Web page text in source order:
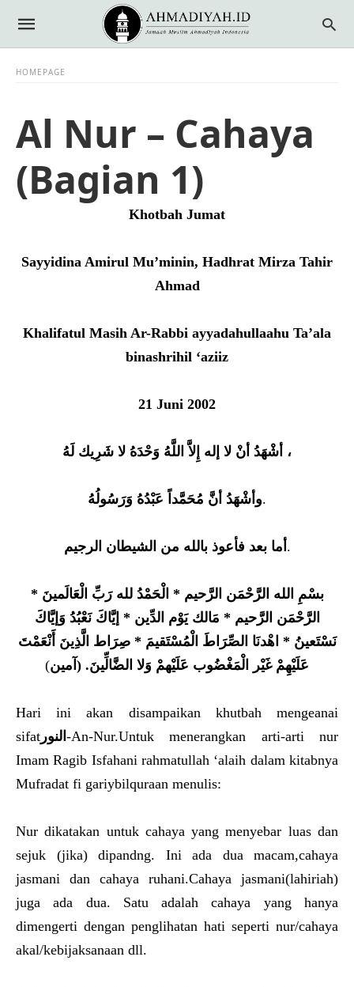
HOMEPAGE
Al Nur – Cahaya
(Bagian 1)
Khotbah Jumat
Sayyidina Amirul Mu’minin, Hadhrat Mirza Tahir
Ahmad
Khalifatul Masih Ar-Rabbi ayyadahullaahu Ta’ala
binashrihil ‘aziiz
21 Juni 2002
أشْهَدُ أنْ لا إله إِلاَّ اللَّهُ وَحْدَهُ لا شَرِيك لَهُ ،
وأشْهَدُ أنَّ مُحَمَّداً عَبْدُهُ وَرَسُولُهُ.
أما بعد فأعوذ بالله من الشيطان الرجيم .
بسْمِ الله الرَّحْمَن الرَّحيم * الْحَمْدُ لله رَبِّ الْعَالَمينَ *
الرَّحْمَن الرَّحيم * مَالك يَوْم الدِّين * إيَّاكَ نَعْبُدُ وَإيَّاكَ
نَسْتَعينُ * اهْدنَا الصِّرَاطَ الْمُسْتَقيمَ * صِرَاط الَّذِينَ أَنْعَمْتَ
عَلَيْهِمْ غَيْر الْمَغْضُوب عَلَيْهمْ وَلا الضَّالِّينَ. (آمين)
Hari ini akan disampaikan khutbah mengeanai
sifat النور -An-Nur.Untuk menerangkan arti-arti nur
Imam Ragib Isfahani rahmatullah ‘alaih dalam kitabnya
Mufradat fi gariybilquraan menulis:
Nur dikatakan untuk cahaya yang menyebar luas dan
sejuk (jika) dipandng. Ini ada dua macam,cahaya
jasmani dan cahaya ruhani.Cahaya jasmani(lahiriah)
juga ada dua. Satu adalah cahaya yang hanya
dimengerti dengan penglihatan hati seperti nur/cahaya
akal/kebijaksanaan dll.